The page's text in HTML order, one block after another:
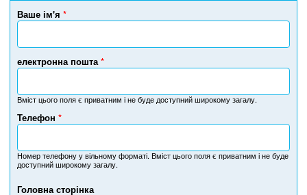
Ваше ім'я *
електронна пошта*
Вміст цього поля є приватним і не буде доступний широкому загалу.
Головна сторінка
Телефон *
Н
м
е
Номер телефону у вільному форматі. Вміст цього поля є приватним і не буде
доступний широкому загалу.